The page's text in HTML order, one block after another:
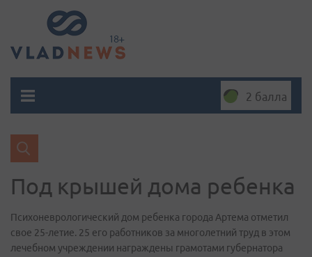
2 балла
Под крышей дома ребенка
Психоневрологический дом ребенка города Артема отметил
свое 25-летие. 25 его работников за многолетний труд в этом
лечебном учреждении награждены грамотами губернатора